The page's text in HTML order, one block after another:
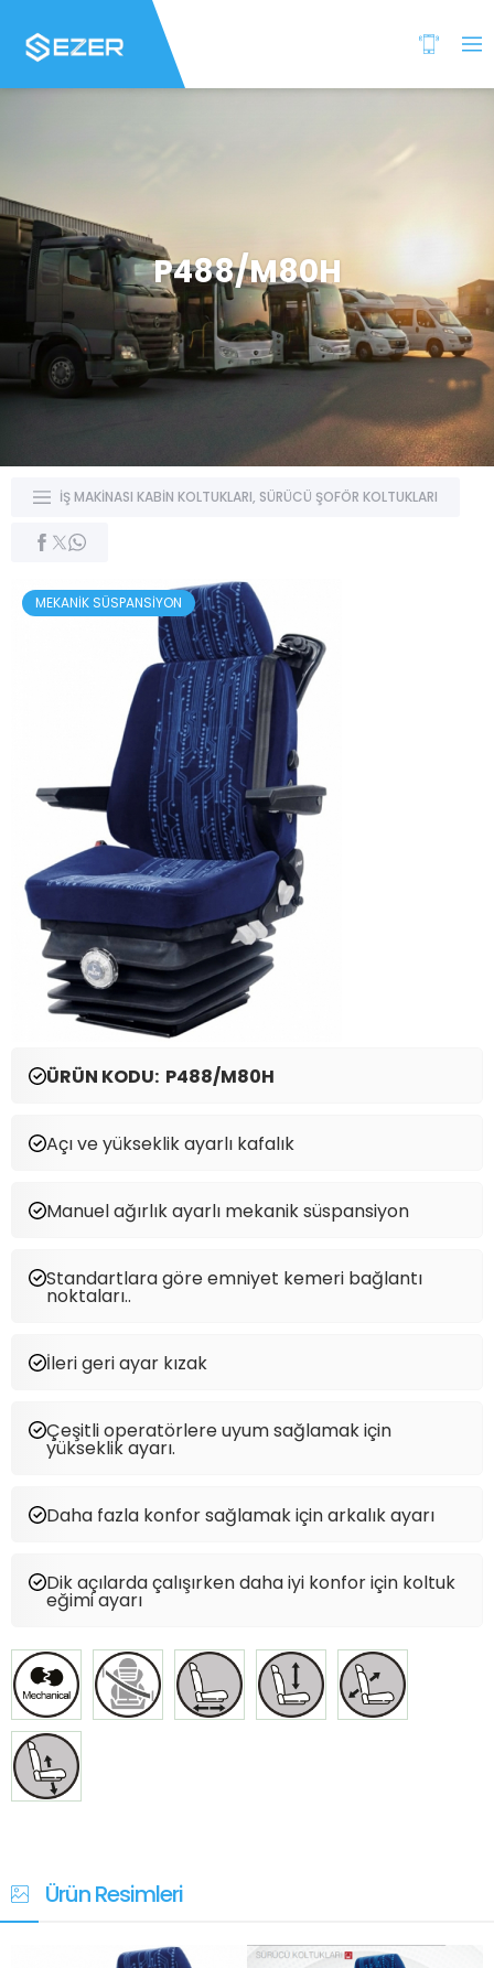
P488/M80H
İŞ MAKİNASI KABİN KOLTUKLARI, SÜRÜCÜ ŞOFÖR KOLTUKLARI
MEKANİK SÜSPANSİYON
ÜRÜN KODU: P488/M80H
Açı ve yükseklik ayarlı kafalık
Manuel ağırlık ayarlı mekanik süspansiyon
Standartlara göre emniyet kemeri bağlantı
noktaları..
İleri geri ayar kızak
Çeşitli operatörlere uyum sağlamak için
yükseklik ayarı.
Daha fazla konfor sağlamak için arkalık ayarı
Dik açılarda çalışırken daha iyi konfor için koltuk
eğimi ayarı
Ürün Resimleri